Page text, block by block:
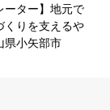
ーター】地元で
くりを支えるや
県小矢部市